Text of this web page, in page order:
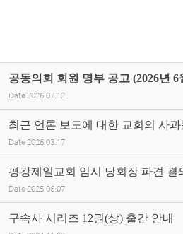
공동의회 회원 명부 공고 (2026년
Date 2026.07.12
최근 언론 보도에 대한 교회의 사과
Date 2026.03.17
평강제일교회 임시 당회장 파견 결
Date 2025.06.07
구속사 시리즈 12권(상) 출간 안내